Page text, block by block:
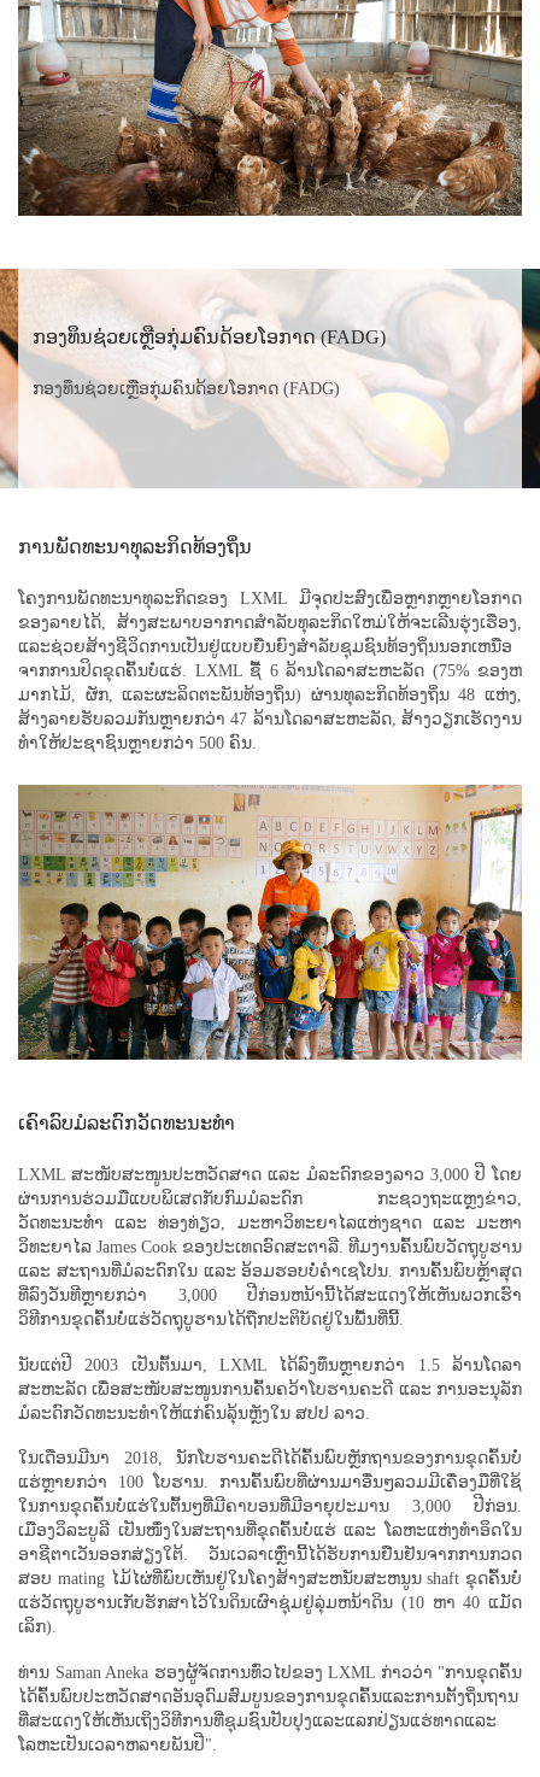
ກອງທຶນຊ່ວຍເຫຼືອກຸ່ມຄົນດ້ອຍໂອກາດ (FADG)
ກອງທຶນຊ່ວຍເຫຼືອກຸ່ມຄົນດ້ອຍໂອກາດ (FADG)
ການພັດທະນາທຸລະກິດທ້ອງຖິ່ນ
ໂຄງການພັດທະນາທຸລະກິດຂອງ LXML ມີຈຸດປະສົງເພື່ອຫຼາກຫຼາຍໂອກາດ
ຂອງລາຍໄດ້, ສ້າງສະພາບອາກາດສໍາລັບທຸລະກິດໃຫມ່ໃຫ້ຈະເລີນຮຸ່ງເຮືອງ,
ແລະຊ່ວຍສ້າງຊີວິດການເປັນຢູ່ແບບຍືນຍົງສໍາລັບຊຸມຊົນທ້ອງຖິ່ນນອກເຫນືອ
ຈາກການປິດຂຸດຄົ້ນບໍ່ແຮ່. LXML ຊື້ 6 ລ້ານໂດລາສະຫະລັດ (75% ຂອງຫ
ມາກໄມ້, ຜັກ, ແລະຜະລິດຕະພັນທ້ອງຖິ່ນ) ຜ່ານທຸລະກິດທ້ອງຖິ່ນ 48 ແຫ່ງ,
ສ້າງລາຍຮັບລວມກັນຫຼາຍກວ່າ 47 ລ້ານໂດລາສະຫະລັດ, ສ້າງວຽກເຮັດງານ
ທໍາໃຫ້ປະຊາຊົນຫຼາຍກວ່າ 500 ຄົນ.
ເຄົາລົບມໍລະດົກວັດທະນະທໍາ
LXML ສະໜັບສະໜູນປະຫວັດສາດ ແລະ ມໍລະດົກຂອງລາວ 3,000 ປີ ໂດຍ
ຜ່ານການຮ່ວມມືແບບພິເສດກັບກົມມໍລະດົກ ກະຊວງຖະແຫຼງຂ່າວ,
ວັດທະນະທຳ ແລະ ທ່ອງທ່ຽວ, ມະຫາວິທະຍາໄລແຫ່ງຊາດ ແລະ ມະຫາ
ວິທະຍາໄລ James Cook ຂອງປະເທດອົດສະຕາລີ. ທີມງານຄົ້ນພົບວັດຖຸບູຮານ
ແລະ ສະຖານທີ່ມໍລະດົກໃນ ແລະ ອ້ອມຮອບບໍ່ຄຳເຊໂປນ. ການຄົ້ນພົບຫຼ້າສຸດ
ທີ່ລົງວັນທີຫຼາຍກວ່າ 3,000 ປີກ່ອນຫນ້ານີ້ໄດ້ສະແດງໃຫ້ເຫັນພວກເຮົາ
ວິທີການຂຸດຄົ້ນບໍ່ແຮ່ວັດຖຸບູຮານໄດ້ຖືກປະຕິບັດຢູ່ໃນພື້ນທີ່ນີ້.
ນັບແຕ່ປີ 2003 ເປັນຕົ້ນມາ, LXML ໄດ້ລົງທຶນຫຼາຍກວ່າ 1.5 ລ້ານໂດລາ
ສະຫະລັດ ເພື່ອສະໜັບສະໜູນການຄົ້ນຄວ້າໂບຮານຄະດີ ແລະ ການອະນຸລັກ
ມໍລະດົກວັດທະນະທຳໃຫ້ແກ່ຄົນລຸ້ນຫຼັງໃນ ສປປ ລາວ.
ໃນເດືອນມີນາ 2018, ນັກໂບຮານຄະດີໄດ້ຄົ້ນພົບຫຼັກຖານຂອງການຂຸດຄົ້ນບໍ່
ແຮ່ຫຼາຍກວ່າ 100 ໂບຮານ. ການຄົ້ນພົບທີ່ຜ່ານມາອື່ນໆລວມມີເຄື່ອງມືທີ່ໃຊ້
ໃນການຂຸດຄົ້ນບໍ່ແຮ່ໃນຕົ້ນໆທີ່ມີຄາບອນທີ່ມີອາຍຸປະມານ 3,000 ປີກ່ອນ.
ເມືອງວິລະບູລີ ເປັນໜຶ່ງໃນສະຖານທີ່ຂຸດຄົ້ນບໍ່ແຮ່ ແລະ ໂລຫະແຫ່ງທຳອິດໃນ
ອາຊີຕາເວັນອອກສ່ຽງໃຕ້. ວັນເວລາເຫຼົ່ານີ້ໄດ້ຮັບການຢືນຢັນຈາກການກວດ
ສອບ mating ໄມ້ໄຜ່ທີ່ພົບເຫັນຢູ່ໃນໂຄງສ້າງສະຫນັບສະຫນູນ shaft ຂຸດຄົ້ນບໍ່
ແຮ່ວັດຖຸບູຮານເກັບຮັກສາໄວ້ໃນດິນເຜົາຊຸ່ມຢູ່ລຸ່ມຫນ້າດິນ (10 ຫາ 40 ແມັດ
ເລິກ).
ທ່ານ Saman Aneka ຮອງຜູ້ຈັດການທົ່ວໄປຂອງ LXML ກ່າວວ່າ "ການຂຸດຄົ້ນ
ໄດ້ຄົ້ນພົບປະຫວັດສາດອັນອຸດົມສົມບູນຂອງການຂຸດຄົ້ນແລະການຕັ້ງຖິ່ນຖານ
ທີ່ສະແດງໃຫ້ເຫັນເຖິງວິທີການທີ່ຊຸມຊົນປັບປຸງແລະແລກປ່ຽນແຮ່ທາດແລະ
ໂລຫະເປັນເວລາຫລາຍພັນປີ".